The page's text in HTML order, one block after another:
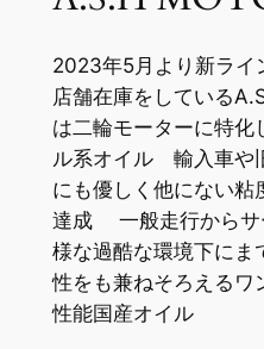
2023年5月より新ライ
店舗在庫をしている
は二輪モーターに特化
ル系オイル 輸入車や
にも優しく他にない粘
達成 一般走行からサ
様な過酷な環境下にま
性をも兼ねそろえるワ
性能国産オイル